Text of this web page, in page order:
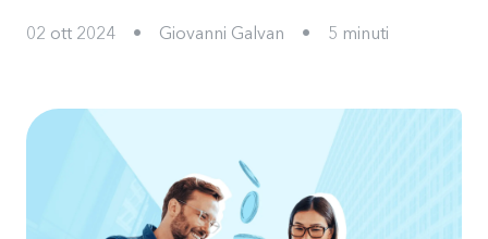
02 ott 2024 • Giovanni Galvan • 5 minuti